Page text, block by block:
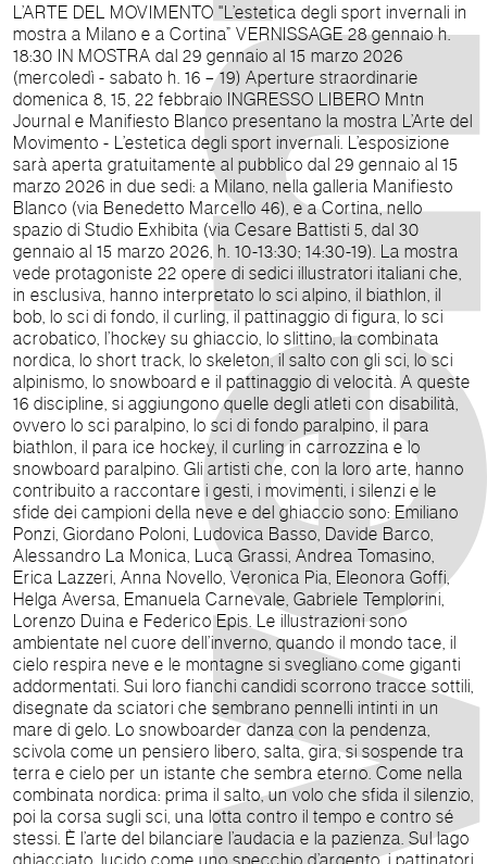
L’ARTE DEL MOVIMENTO "L’estetica degli sport invernali in
mostra a Milano e a Cortina” VERNISSAGE 28 gennaio h.
18:30 IN MOSTRA dal 29 gennaio al 15 marzo 2026
(mercoledì - sabato h. 16 – 19) Aperture straordinarie
domenica 8, 15, 22 febbraio INGRESSO LIBERO Mntn
Journal e Manifiesto Blanco presentano la mostra L’Arte del
Movimento - L’estetica degli sport invernali. L’esposizione
sarà aperta gratuitamente al pubblico dal 29 gennaio al 15
marzo 2026 in due sedi: a Milano, nella galleria Manifiesto
Blanco (via Benedetto Marcello 46), e a Cortina, nello
spazio di Studio Exhibita (via Cesare Battisti 5, dal 30
gennaio al 15 marzo 2026, h. 10-13:30; 14:30-19). La mostra
vede protagoniste 22 opere di sedici illustratori italiani che,
in esclusiva, hanno interpretato lo sci alpino, il biathlon, il
bob, lo sci di fondo, il curling, il pattinaggio di figura, lo sci
acrobatico, l’hockey su ghiaccio, lo slittino, la combinata
nordica, lo short track, lo skeleton, il salto con gli sci, lo sci
alpinismo, lo snowboard e il pattinaggio di velocità. A queste
16 discipline, si aggiungono quelle degli atleti con disabilità,
ovvero lo sci paralpino, lo sci di fondo paralpino, il para
biathlon, il para ice hockey, il curling in carrozzina e lo
snowboard paralpino. Gli artisti che, con la loro arte, hanno
contribuito a raccontare i gesti, i movimenti, i silenzi e le
sfide dei campioni della neve e del ghiaccio sono: Emiliano
Ponzi, Giordano Poloni, Ludovica Basso, Davide Barco,
Alessandro La Monica, Luca Grassi, Andrea Tomasino,
Erica Lazzeri, Anna Novello, Veronica Pia, Eleonora Goffi,
Helga Aversa, Emanuela Carnevale, Gabriele Templorini,
Lorenzo Duina e Federico Epis. Le illustrazioni sono
ambientate nel cuore dell’inverno, quando il mondo tace, il
cielo respira neve e le montagne si svegliano come giganti
addormentati. Sui loro fianchi candidi scorrono tracce sottili,
disegnate da sciatori che sembrano pennelli intinti in un
mare di gelo. Lo snowboarder danza con la pendenza,
scivola come un pensiero libero, salta, gira, si sospende tra
terra e cielo per un istante che sembra eterno. Come nella
combinata nordica: prima il salto, un volo che sfida il silenzio,
poi la corsa sugli sci, una lotta contro il tempo e contro sé
stessi. È l’arte del bilanciare l’audacia e la pazienza. Sul lago